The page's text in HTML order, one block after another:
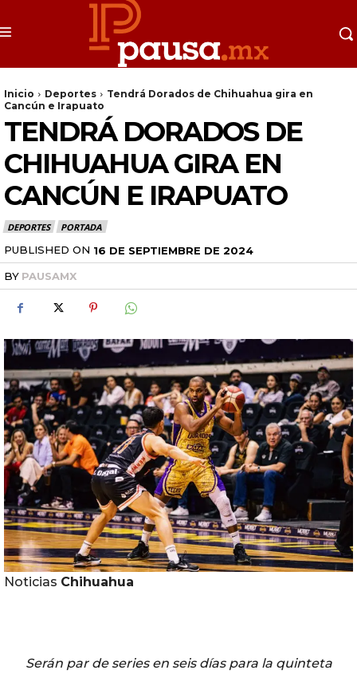
Inicio Deportes
Tendrá Dorados de Chihuahua gira en
Cancún e Irapuato
TENDRÁ DORADOS DE
CHIHUAHUA GIRA EN
CANCÚN E IRAPUATO
DEPORTES PORTADA
PUBLISHED ON 16 DE SEPTIEMBRE DE 2024
BY PAUSAMX
Noticias Chihuahua
Serán par de series en seis días para la quinteta